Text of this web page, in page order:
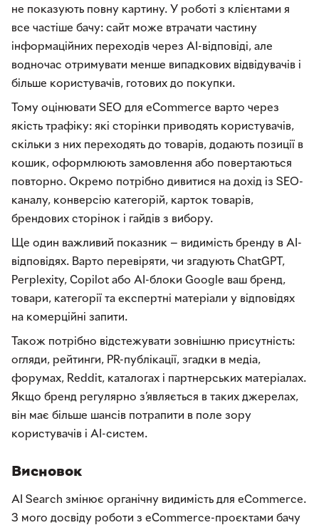
не показують повну картину. У роботі з клієнтами я
все частіше бачу: сайт може втрачати частину
інформаційних переходів через AI-відповіді, але
водночас отримувати менше випадкових відвідувачів і
більше користувачів, готових до покупки.
Тому оцінювати SEO для eCommerce варто через
якість трафіку: які сторінки приводять користувачів,
скільки з них переходять до товарів, додають позиції в
кошик, оформлюють замовлення або повертаються
повторно. Окремо потрібно дивитися на дохід із SEO-
каналу, конверсію категорій, карток товарів,
брендових сторінок і гайдів з вибору.
Ще один важливий показник — видимість бренду в AI-
відповідях. Варто перевіряти, чи згадують ChatGPT,
Perplexity, Copilot або AI-блоки Google ваш бренд,
товари, категорії та експертні матеріали у відповідях
на комерційні запити.
Також потрібно відстежувати зовнішню присутність:
огляди, рейтинги, PR-публікації, згадки в медіа,
форумах, Reddit, каталогах і партнерських матеріалах.
Якщо бренд регулярно з’являється в таких джерелах,
він має більше шансів потрапити в поле зору
користувачів і AI-систем.
Висновок
AI Search змінює органічну видимість для eCommerce.
З мого досвіду роботи з eCommerce-проєктами бачу